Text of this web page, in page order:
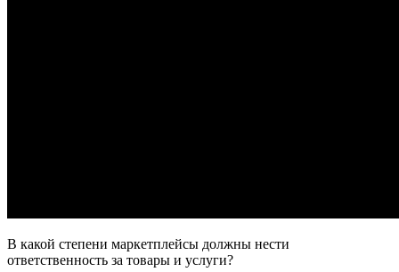
В какой степени маркетплейсы должны нести
ответственность за товары и услуги?